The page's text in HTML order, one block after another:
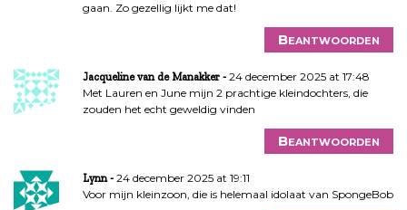
gaan. Zo gezellig lijkt me dat!
Beantwoorden
Jacqueline van de Manakker
24 december 2025 at 17:48
Met Lauren en June mijn 2 prachtige kleindochters, die
zouden het echt geweldig vinden
Beantwoorden
Lynn
24 december 2025 at 19:11
Voor mijn kleinzoon, die is helemaal idolaat van SpongeBob